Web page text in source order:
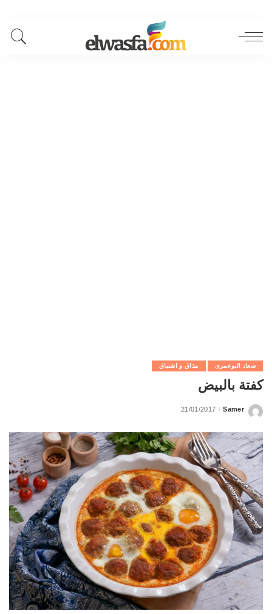
سعاد البوعمرى مذاق و اشتياق
كفتة بالبيض
Posted
Samer
21/01/2017